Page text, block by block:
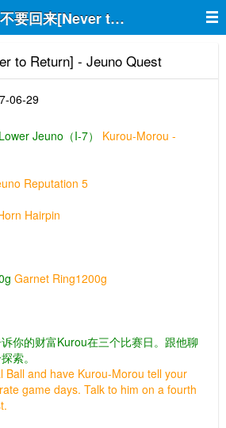
要回来[Never to Return] -
to Return] - Jeuno Quest
06-29
Jeuno（I-7）
Kurou-Morou -
Reputation 5
Hairpin
Garnet Ring1200g
你的财富Kurou在三个比赛日。跟他聊
索。
Ball and have Kurou-Morou tell your
game days. Talk to him on a fourth